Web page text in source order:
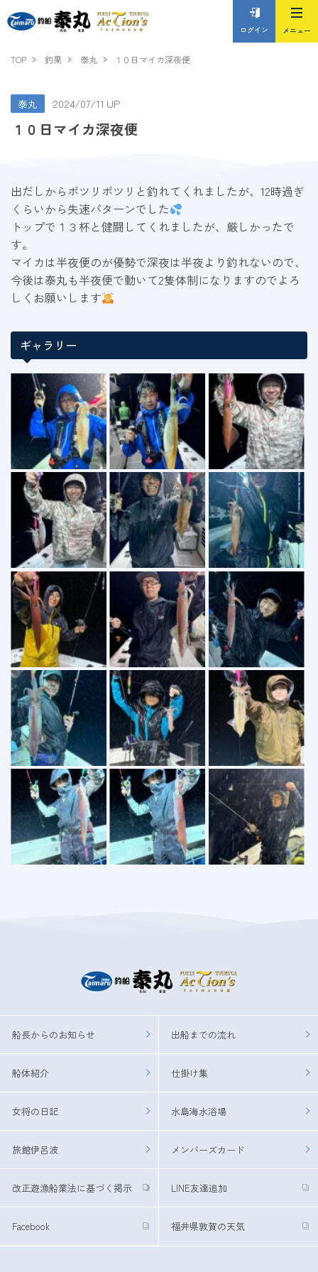
ログイン
TOP 釣果 泰丸 １０日マイカ深夜便
泰丸 2024/07/11 UP
１０日マイカ深夜便
出だしからポツリポツリと釣れてくれましたが、12時過ぎ
くらいから失速パターンでした
トップで１３杯と健闘してくれましたが、厳しかったで
す。
マイカは半夜便のが優勢で深夜は半夜より釣れないので、
今後は泰丸も半夜便で動いて2隻体制になりますのでよろ
しくお願いします
ギャラリー
船長からのお知らせ 出船までの流れ
船体紹介 仕掛け集
女将の日記 水島海水浴場
旅館伊呂波 メンバーズカード
改正遊漁船業法に基づく掲示 LINE友達追加
Facebook 福井県敦賀の天気